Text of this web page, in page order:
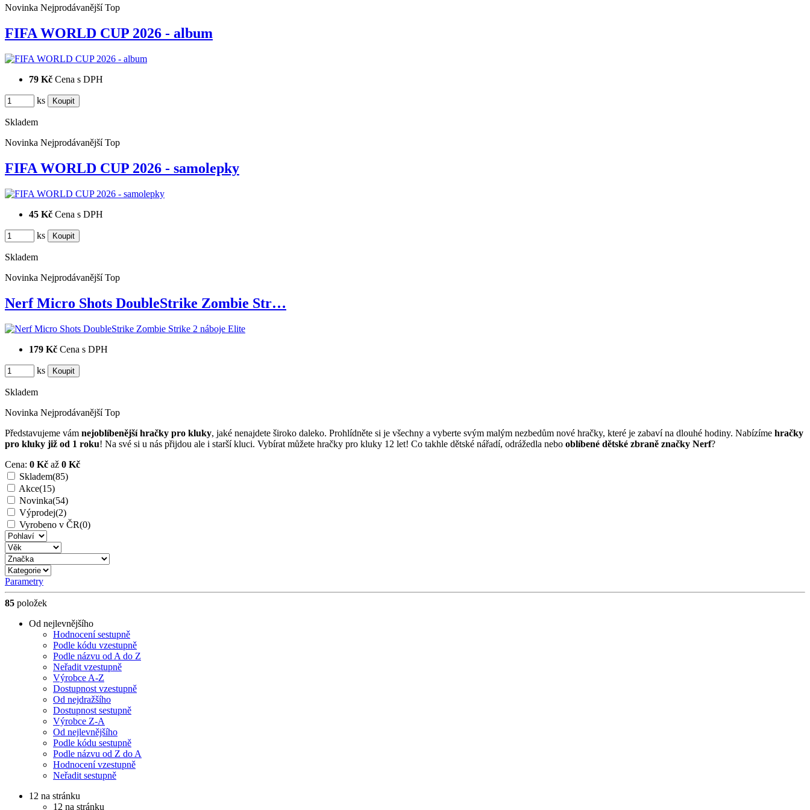
Novinka Nejprodávanější Top
FIFA WORLD CUP 2026 - album
79 Kč Cena s DPH
ks
Skladem
Novinka Nejprodávanější Top
FIFA WORLD CUP 2026 - samolepky
45 Kč Cena s DPH
ks
Skladem
Novinka Nejprodávanější Top
Nerf Micro Shots DoubleStrike Zombie Str…
179 Kč Cena s DPH
ks
Skladem
Novinka Nejprodávanější Top
Představujeme vám nejoblíbenější hračky pro kluky, jaké nenajdete široko daleko. Prohlídněte si je všechny a vyberte svým malým nezbedům nové hračky, které je zabaví na dlouhé hodiny. Nabízíme hračky
pro kluky již od 1 roku! Na své si u nás přijdou ale i starší kluci. Vybírat můžete hračky pro kluky 12 let! Co takhle dětské nářadí, odrážedla nebo oblíbené dětské zbraně značky Nerf?
Cena: 0 Kč až 0 Kč
Skladem(85)
Akce(15)
Novinka(54)
Výprodej(2)
Vyrobeno v ČR(0)
Parametry
85 položek
Od nejlevnějšího
Hodnocení sestupně
Podle kódu vzestupně
Podle názvu od A do Z
Neřadit vzestupně
Výrobce A-Z
Dostupnost vzestupně
Od nejdražšího
Dostupnost sestupně
Výrobce Z-A
Od nejlevnějšího
Podle kódu sestupně
Podle názvu od Z do A
Hodnocení vzestupně
Neřadit sestupně
12 na stránku
12 na stránku